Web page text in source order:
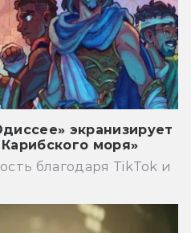
экранизирует
моря»
благодаря TikTok и